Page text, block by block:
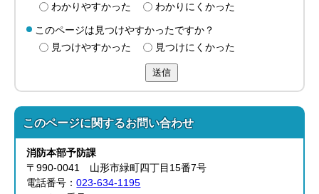
わかりやすかった
わかりにくかった
このページは見つけやすかったですか？
見つけやすかった
見つけにくかった
送信
このページに関するお問い合わせ
消防本部予防課
〒990-0041 山形市緑町四丁目15番7号
電話番号：023-634-1195